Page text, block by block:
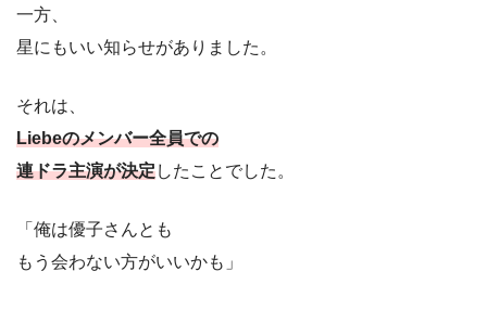
一方、
星にもいい知らせがありました。
それは、
Liebeのメンバー全員での
連ドラ主演が決定したことでした。
「俺は優子さんとも
もう会わない方がいいかも」